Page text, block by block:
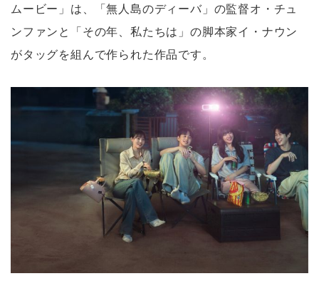
ムービー」は、「無人島のディーバ」の監督オ・チュ
ンファンと「その年、私たちは」の脚本家イ・ナウン
がタッグを組んで作られた作品です。